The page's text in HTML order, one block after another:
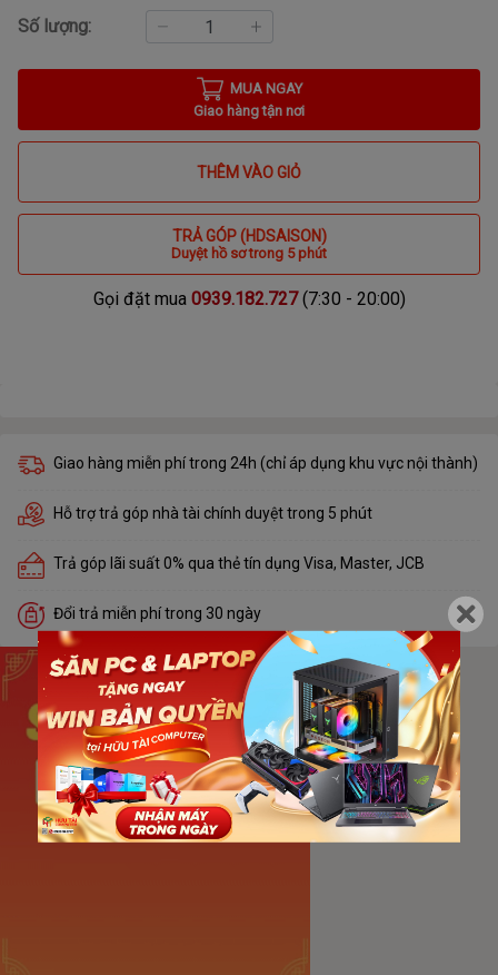
Số lượng:
MUA NGAY
Giao hàng tận nơi
THÊM VÀO GIỎ
TRẢ GÓP (HDSAISON)
Duyệt hồ sơ trong 5 phút
Gọi đặt mua 0939.182.727(7:30 - 20:00)
Giao hàng miễn phí trong 24h (chỉ áp dụng khu vực nội thành)
Hỗ trợ trả góp nhà tài chính duyệt trong 5 phút
Trả góp lãi suất 0% qua thẻ tín dụng Visa, Master, JCB
Đổi trả miễn phí trong 30 ngày